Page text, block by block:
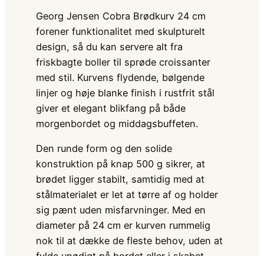
Georg Jensen Cobra Brødkurv 24 cm
forener funktionalitet med skulpturelt
design, så du kan servere alt fra
friskbagte boller til sprøde croissanter
med stil. Kurvens flydende, bølgende
linjer og høje blanke finish i rustfrit stål
giver et elegant blikfang på både
morgenbordet og middagsbuffeten.
Den runde form og den solide
konstruktion på knap 500 g sikrer, at
brødet ligger stabilt, samtidig med at
stålmaterialet er let at tørre af og holder
sig pænt uden misfarvninger. Med en
diameter på 24 cm er kurven rummelig
nok til at dække de fleste behov, uden at